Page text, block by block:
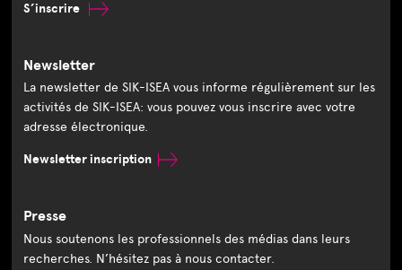
S’inscrire
Newsletter
La newsletter de SIK-ISEA vous informe régulièrement sur les
activités de SIK-ISEA: vous pouvez vous inscrire avec votre
adresse électronique.
Newsletter inscription
Presse
Nous soutenons les professionnels des médias dans leurs
recherches. N’hésitez pas à nous contacter.